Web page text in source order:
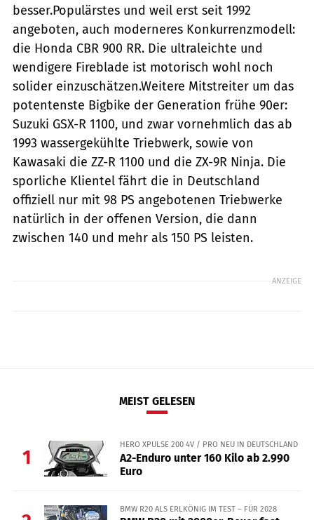
besser.Populärstes und weil erst seit 1992
angeboten, auch moderneres Konkurrenzmodell:
die Honda CBR 900 RR. Die ultraleichte und
wendigere Fireblade ist motorisch wohl noch
solider einzuschätzen.Weitere Mitstreiter um das
potentenste Bigbike der Generation frühe 90er:
Suzuki GSX-R 1100, und zwar vornehmlich das ab
1993 wassergekühlte Triebwerk, sowie von
Kawasaki die ZZ-R 1100 und die ZX-9R Ninja. Die
sporliche Klientel fährt die in Deutschland
offiziell nur mit 98 PS angebotenen Triebwerke
natürlich in der offenen Version, die dann
zwischen 140 und mehr als 150 PS leisten.
ANZEIGE
MEIST GELESEN
1
HERO XPULSE 200 4V / PRO NEU IN DEUTSCHLAND
A2-Enduro unter 160 Kilo ab 2.990
Euro
BMW R20 ALS ERLKÖNIG IM TEST – FÜR 2028